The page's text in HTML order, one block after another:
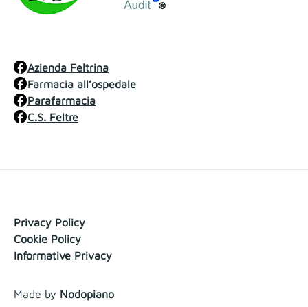
Azienda Feltrina
Farmacia all’ospedale
Parafarmacia
C.S. Feltre
Privacy Policy
Cookie Policy
Informative Privacy
Made by Nodopiano